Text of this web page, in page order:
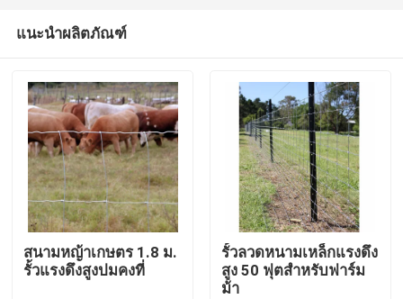
แนะนำผลิตภัณฑ์
สนามหญ้าเกษตร 1.8 ม.
รั้วแรงดึงสูงปมคงที่
รั้วลวดหนามเหล็กแรงดึง
สูง 50 ฟุตสำหรับฟาร์ม
ม้า